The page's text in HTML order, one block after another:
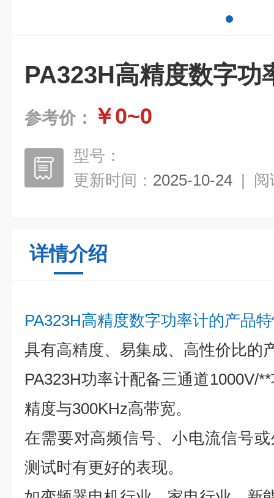
PA323H高精度数字功
参考价： ￥0~0
型号：
更新时间： 2025-10-24 | 阅
详情介绍
PA323H高精度数字功率计的产品
具有高精度、易集成、高性价比的
PA323H功率计配备三通道1000V/
精度与300KHz高带宽。
在需要对高频信号、小电流信号
测试时有更好的表现。